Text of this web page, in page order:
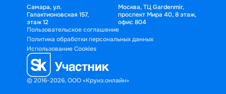
Самара, ул.
Галактионовская 157,
этаж 12
Москва, ТЦ Gardenmir,
проспект Мира 40, 8 этаж,
офис 804
© 2016-2026, ООО «Круиз.онлайн»
Пользовательское соглашение
Политика обработки персональных данных
Использование Cookies